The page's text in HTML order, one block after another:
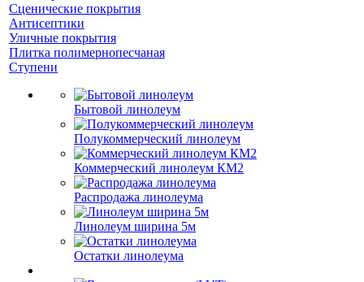
Сценические покрытия
Антисептики
Уличные покрытия
Плитка полимернопесчаная
Ступени
Бытовой линолеум
Полукоммерческий линолеум
Коммерческий линолеум КМ2
Распродажа линолеума
Линолеум ширина 5м
Остатки линолеума